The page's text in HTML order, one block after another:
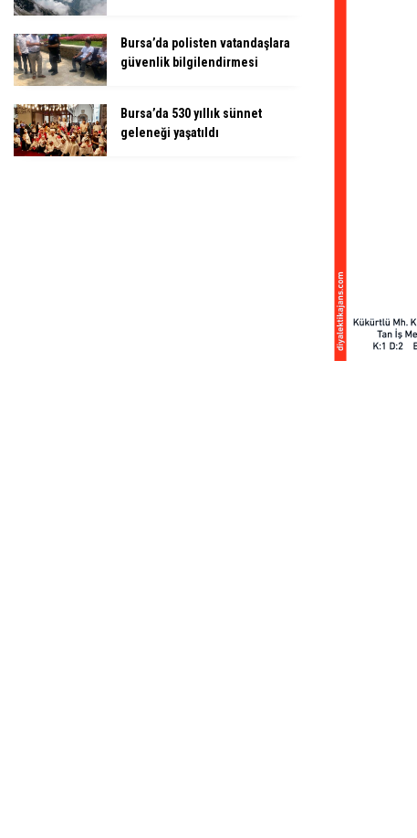
Bursa’da polisten vatandaşlara
güvenlik bilgilendirmesi
Bursa’da 530 yıllık sünnet
geleneği yaşatıldı